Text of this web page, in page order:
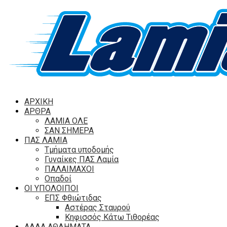
ΑΡΧΙΚΗ
ΑΡΘΡΑ
ΛΑΜΙΑ ΟΛΕ
ΣΑΝ ΣΗΜΕΡΑ
ΠΑΣ ΛΑΜΙΑ
Τμήματα υποδομής
Γυναίκες ΠΑΣ Λαμία
ΠΑΛΑΙΜΑΧΟΙ
Οπαδοί
ΟΙ ΥΠΟΛΟΙΠΟΙ
ΕΠΣ Φθιώτιδας
Αστέρας Σταυρού
Κηφισσός Κάτω Τιθορέας